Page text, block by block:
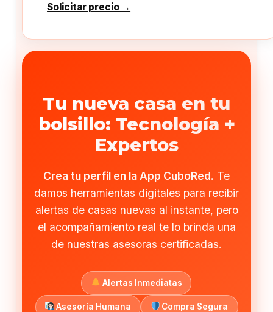
Solicitar precio →
Tu nueva casa en tu
bolsillo: Tecnología +
Expertos
Crea tu perfil en la App CuboRed. Te
damos herramientas digitales para recibir
alertas de casas nuevas al instante, pero
el acompañamiento real te lo brinda una
de nuestras asesoras certificadas.
Alertas Inmediatas
Asesoría Humana Compra Segura